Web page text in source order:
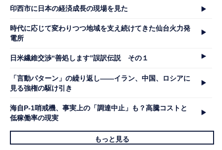
印西市に日本の経済成長の現場を見た
時代に応じて変わりつつ地域を支え続けてきた仙台火力発
電所
日米繊維交渉“善処します”誤訳伝説 その１
「言動パターン」の繰り返し――イラン、中国、ロシアに
見る強権の駆け引き
海自P-1哨戒機、事実上の「調達中止」も？高騰コストと
低稼働率の現実
もっと見る